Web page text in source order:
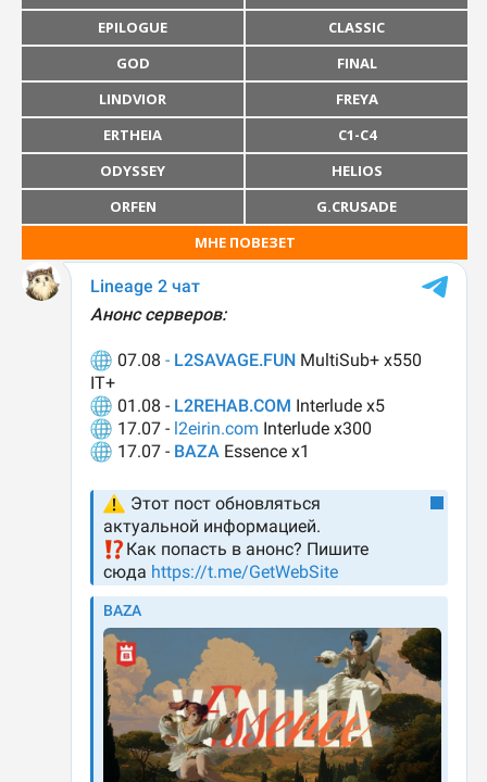
EPILOGUE
CLASSIC
GOD
FINAL
LINDVIOR
FREYA
ERTHEIA
C1-C4
ODYSSEY
HELIOS
ORFEN
G.CRUSADE
МНЕ ПОВЕЗЕТ